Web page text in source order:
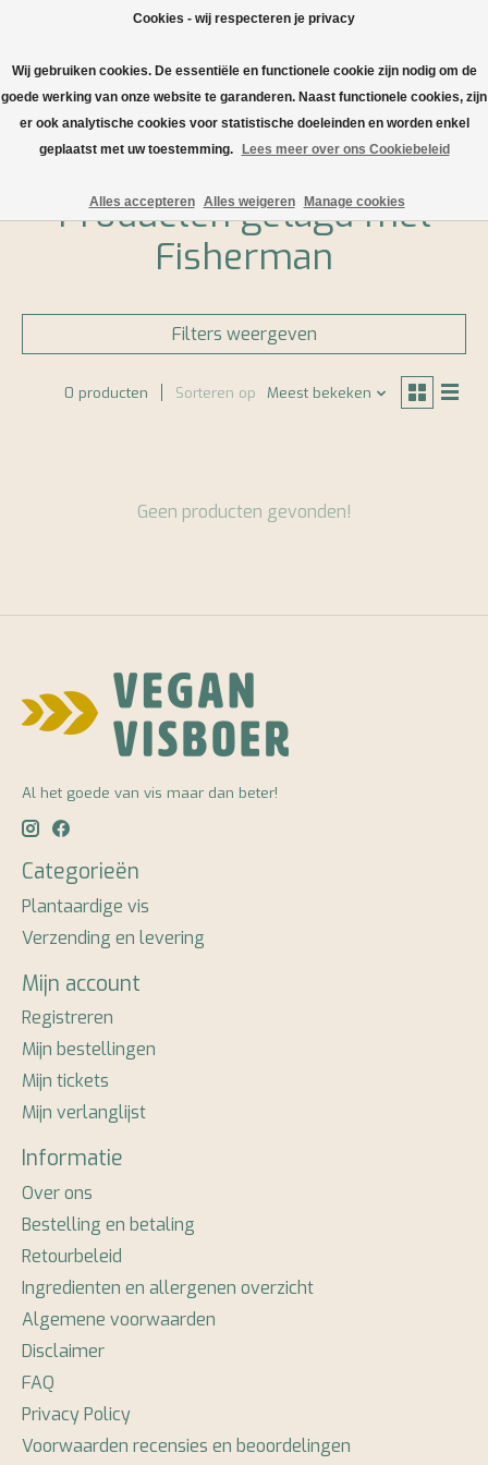
Verlanglijst
Home / Tags / Fisherman
Producten getagd met
Fisherman
Filters weergeven
0 producten Sorteren op Meest bekeken
Geen producten gevonden!
Al het goede van vis maar dan beter!
Categorieën
Plantaardige vis
Verzending en levering
Mijn account
Registreren
Mijn bestellingen
Mijn tickets
Mijn verlanglijst
Informatie
Over ons
Bestelling en betaling
Retourbeleid
Ingredienten en allergenen overzicht
Algemene voorwaarden
Disclaimer
FAQ
Privacy Policy
Voorwaarden recensies en beoordelingen
Cookies - wij respecteren je privacy
Wij gebruiken cookies. De essentiële en functionele cookie zijn nodig om de
goede werking van onze website te garanderen. Naast functionele cookies, zijn
er ook analytische cookies voor statistische doeleinden en worden enkel
geplaatst met uw toestemming.
Lees meer over ons Cookiebeleid
Alles accepteren Alles weigeren Manage cookies